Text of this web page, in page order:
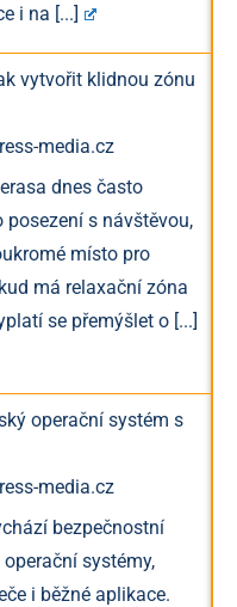
i na [...]
vytvořit klidnou zónu
media.cz
dnes často
posezení s návštěvou,
místo pro
má relaxační zóna
se přemýšlet o [...]
operační systém s
media.cz
bezpečnostní
systémy,
i běžné aplikace.